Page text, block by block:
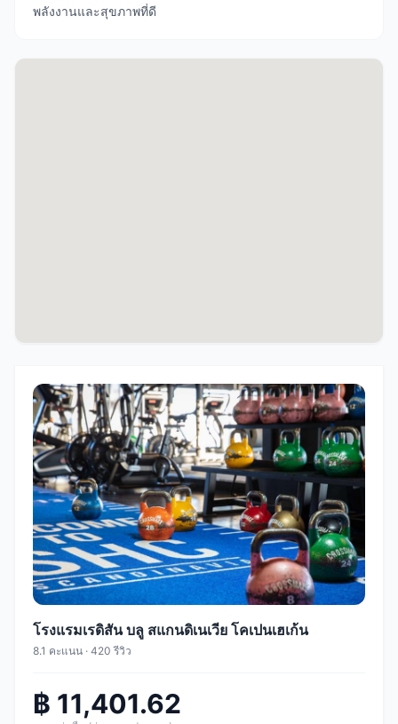
พลังงานและสุขภาพที่ดี
โรงแรมเรดิสัน บลู สแกนดิเนเวีย โคเปนเฮเก้น
8.1 คะแนน · 420 รีวิว
฿ 11,401.62